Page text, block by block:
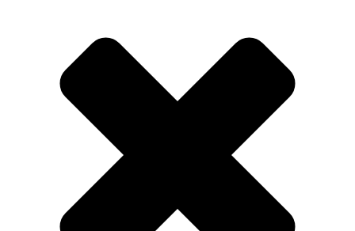
parar (…) ¿Y uno cómo
parolo? (…) Y que no
sexuales en dos meses”,
@manuclipss_#westcol #colombia
♬ sonido original – Manu